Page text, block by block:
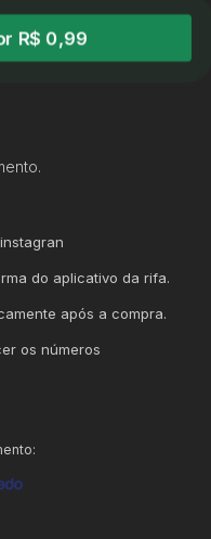
R$ 0,99
do aplicativo da rifa.
após a compra.
os números